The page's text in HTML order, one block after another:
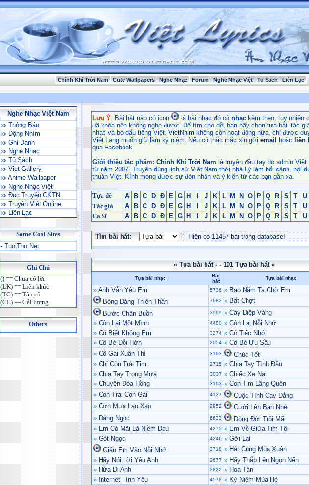
Chính Khí Trời Nam Cute Wallpapers Nghe Nhạc Forum Nghe Nhạc Việt Tu Sach Liên Lạc
Nghe Nhạc Việt Nam
Thông Báo
Động Nhím
Ghi Danh
Nghe Nhac
Tủ Sách
Viet Gallery
Anime Wallpaper
Nghe Nhạc Việt
Đọc Truyện CKTN
Truyện Việt Online
Liên Lạc
Some Cool Sites
- TuoiTho.Net
Ghi Chú
() == Chưa có lời
(LK) == Liên khúc
(TC) == Tân cổ
(CL) == Cải lương
Others
Lưu Ý: Bài hát nào có icon là bài nhạc đó có nhạc kèm theo, tuy nhiên
đã khóa nên không nghe được. Để tìm cho dễ, bạn hãy chọn tựa bài, tác
nhạc và bỏ dấu tiếng Việt. VietNhim không còn hoạt động nữa, chỉ được
Việt Lang muốn giữ làm kỷ niệm. Nếu có thắc mắc xin gởi email hoặc liên
qua Facebook.
Giới thiệu tác phẩm: Chính Khí Trời Nam là truyện đầu tay do admin Việt
từ năm 2007. Truyện dùng lịch sử Việt Nam thời nhà Lý làm bối cảnh, nội
thuần Việt. Kính mong được sự đón nhận và ý kiến từ các bạn gần xa.
Tựa đề A B C D Đ E G H J K L M N O P Q R S T U
Tác giả
A B C D Đ E G H J K L M N O P Q R S T U
Ca Sĩ
A B C D Đ E G H J K L M N O P Q R S T U
Tìm bài hát:
« Tựa bài hát - - 101 Tựa bài hát »
Tựa bài nhạc
Bài
hát
Tựa bài nhạc
» Anh Vẫn Yêu Em 5736 » Bao Năm Ta Chờ Em
Bóng Dáng Thiên Thần 7682 » Bất Chợt
Bước Chân Buồn 2999 » Cây Điệp Vàng
» Còn Lại Một Mình 4480 » Còn Lại Nỗi Nhớ
» Có Biết Không Em 3274 » Có Tiếc Nhớ
» Cô Bé Dỗi Hờn 2954 » Cô Bé Ưu Sầu
» Cô Gái Xuân Thì 3103 Chúc Tết
» Chỉ Còn Trái Tim 2715 » Chia Tay Tình Đầu
» Chia Tay Trong Mưa 3037 » Chiếc Xe Nai
» Chuyện Đóa Hồng 3103 » Con Tim Lãng Quên
» Con Trai Con Gái 4127 Cuộc Tình Cay Đắng
» Cơn Mưa Lao Xao 2952 Cười Lên Bạn Nhé
» Dáng Ngọc 6633 Dòng Đời Trôi Mãi
» Em Có Mãi Là Niềm Đau 4275 » Em Về Giữa Tim Tôi
» Gót Ngọc 4246 » Gởi Lại
Giấu Em Vào Nỗi Nhớ 3718 » Hát Cùng Mùa Xuân
» Hãy Nói Lời Yêu Anh 2677 » Hãy Thắp Lên Ngọn Nến
» Hứa Đi Anh 2822 » Hoa Tàn
» Internet Tình Yêu 4578 » Kỷ Niệm Mùa Hè